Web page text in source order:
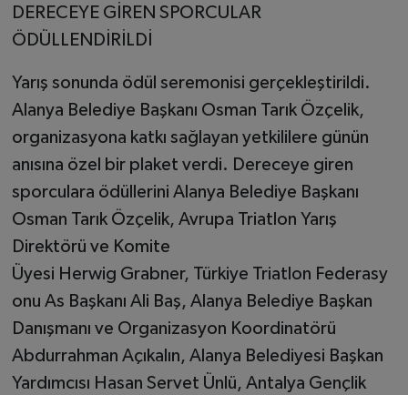
DERECEYE GİREN SPORCULAR
ÖDÜLLENDİRİLDİ
Yarış sonunda ödül seremonisi gerçekleştirildi.
Alanya Belediye Başkanı Osman Tarık Özçelik,
organizasyona katkı sağlayan yetkililere günün
anısına özel bir plaket verdi. Dereceye giren
sporculara ödüllerini Alanya Belediye Başkanı
Osman Tarık Özçelik, Avrupa Triatlon Yarış
Direktörü ve Komite
Üyesi Herwig Grabner, Türkiye Triatlon Federasy
onu As Başkanı Ali Baş, Alanya Belediye Başkan
Danışmanı ve Organizasyon Koordinatörü
Abdurrahman Açıkalın, Alanya Belediyesi Başkan
Yardımcısı Hasan Servet Ünlü, Antalya Gençlik